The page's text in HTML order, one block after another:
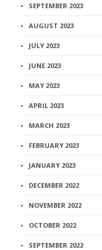
SEPTEMBER 2023
AUGUST 2023
JULY 2023
JUNE 2023
MAY 2023
APRIL 2023
MARCH 2023
FEBRUARY 2023
JANUARY 2023
DECEMBER 2022
NOVEMBER 2022
OCTOBER 2022
SEPTEMBER 2022